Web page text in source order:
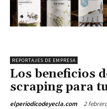
REPORTAJES DE EMPRESA
Los beneficios
scraping para
elperiodicodeyecla.com 2